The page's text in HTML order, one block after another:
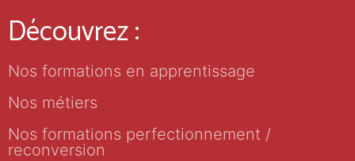
Découvrez :
Nos formations en apprentissage
Nos métiers
Nos formations perfectionnement /
reconversion